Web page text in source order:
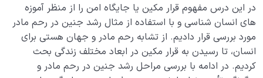
در این درس مفهوم قرار مکین یا جایگاه امن را از منظر آموزه
های انسان شناسی و با استفاده از مثال رشد جنین در رحم مادر
مورد بررسی قرار دادیم. از تشابه رحم مادر و جهان هستی برای
انسان، تا رسیدن به قرار مکین در ابعاد مختلف زندگی بحث
کردیم. در ادامه با بررسی مراحل رشد جنین در رحم مادر و